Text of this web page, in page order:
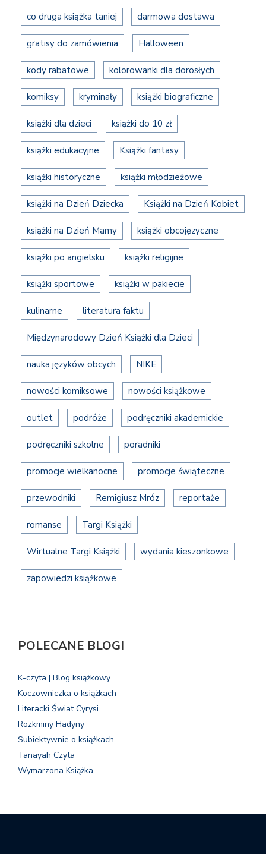
co druga książka taniej darmowa dostawa
gratisy do zamówienia Halloween
kody rabatowe kolorowanki dla dorosłych
komiksy kryminały książki biograficzne
książki dla dzieci książki do 10 zł
książki edukacyjne Książki fantasy
książki historyczne książki młodzieżowe
książki na Dzień Dziecka Książki na Dzień Kobiet
książki na Dzień Mamy książki obcojęzyczne
książki po angielsku książki religijne
książki sportowe książki w pakiecie
kulinarne literatura faktu
Międzynarodowy Dzień Książki dla Dzieci
nauka języków obcych NIKE
nowości komiksowe nowości książkowe
outlet podróże podręczniki akademickie
podręczniki szkolne poradniki
promocje wielkanocne promocje świąteczne
przewodniki Remigiusz Mróz reportaże
romanse Targi Książki
Wirtualne Targi Książki wydania kieszonkowe
zapowiedzi książkowe
POLECANE BLOGI
K-czyta | Blog książkowy
Koczowniczka o książkach
Literacki Świat Cyrysi
Rozkminy Hadyny
Subiektywnie o książkach
Tanayah Czyta
Wymarzona Książka